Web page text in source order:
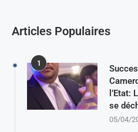
Articles Populaires
1
l’Etat:
se
05/04/